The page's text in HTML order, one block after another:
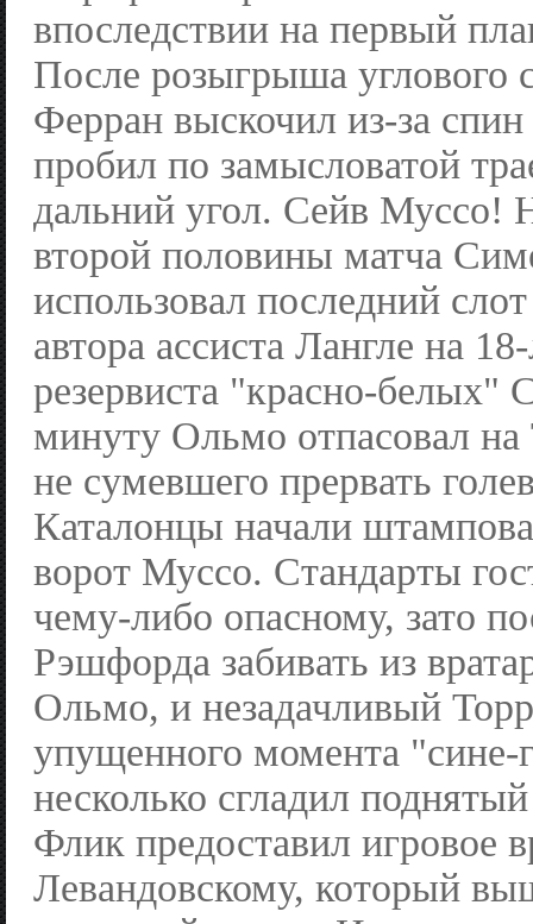
впоследствии на первый
После розыгрыша углового
Ферран выскочил из-за
пробил по замысловатой
дальний угол. Сейв Муссо!
второй половины матча
использовал последний
автора ассиста Лангле на
резервиста "красно-белых"
минуту Ольмо отпасовал на
не сумевшего прервать
Каталонцы начали
ворот Муссо. Стандарты
чему-либо опасному, зато
Рэшфорда забивать из
Ольмо, и незадачливый
упущенного момента "сине-
несколько сгладил
Флик предоставил игровое
Левандовскому, который